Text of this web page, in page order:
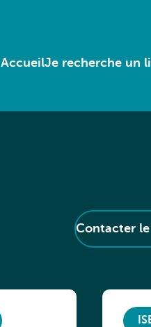
AccueilJe recherche un
Contacter